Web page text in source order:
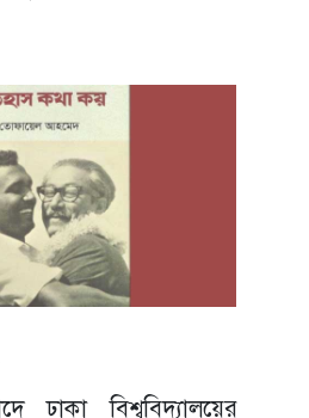
ঢাকা বিশ্ববিদ্যালয়ের